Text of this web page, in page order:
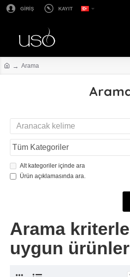
GİRİŞ KAYIT
Arama
Alt kategoriler içinde ara
Ürün açıklamasında ara.
Arama
uygun ürünler